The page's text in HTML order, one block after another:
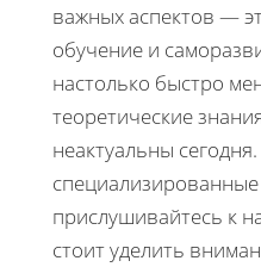
важных аспектов —
обучение и
настолько быстро
теоретические
неактуальны
прислушивайтесь к
стоит уделить